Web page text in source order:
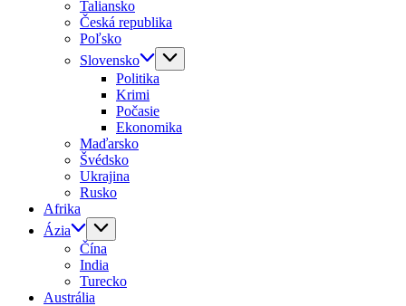
Taliansko
Česká republika
Poľsko
Slovensko
Politika
Krimi
Počasie
Ekonomika
Maďarsko
Švédsko
Ukrajina
Rusko
Afrika
Ázia
Čína
India
Turecko
Austrália